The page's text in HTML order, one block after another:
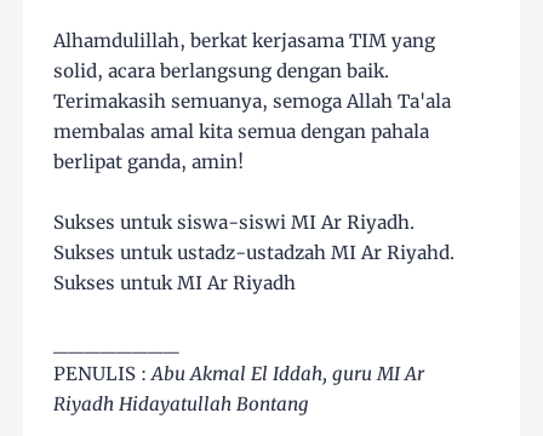
Alhamdulillah, berkat kerjasama TIM yang
solid, acara berlangsung dengan baik.
Terimakasih semuanya, semoga Allah Ta'ala
membalas amal kita semua dengan pahala
berlipat ganda, amin!
Sukses untuk siswa-siswi MI Ar Riyadh.
Sukses untuk ustadz-ustadzah MI Ar Riyahd.
Sukses untuk MI Ar Riyadh
PENULIS :Abu Akmal El Iddah, guru MI Ar
Riyadh Hidayatullah Bontang